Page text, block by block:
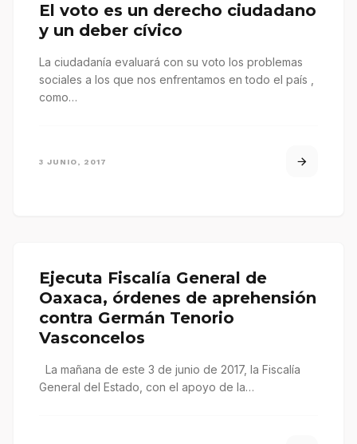
El voto es un derecho ciudadano
y un deber cívico
La ciudadanía evaluará con su voto los problemas
sociales a los que nos enfrentamos en todo el país ,
como…
3 JUNIO, 2017
Ejecuta Fiscalía General de
Oaxaca, órdenes de aprehensión
contra Germán Tenorio
Vasconcelos
La mañana de este 3 de junio de 2017, la Fiscalía
General del Estado, con el apoyo de la…